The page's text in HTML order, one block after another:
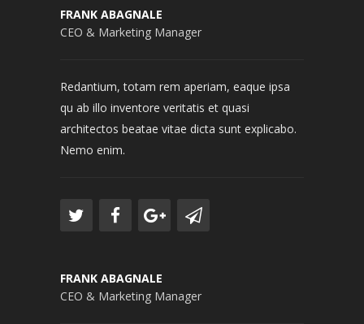
FRANK ABAGNALE
CEO & Marketing Manager
Redantium, totam rem aperiam, eaque ipsa
qu ab illo inventore veritatis et quasi
architectos beatae vitae dicta sunt explicabo.
Nemo enim.
FRANK ABAGNALE
CEO & Marketing Manager